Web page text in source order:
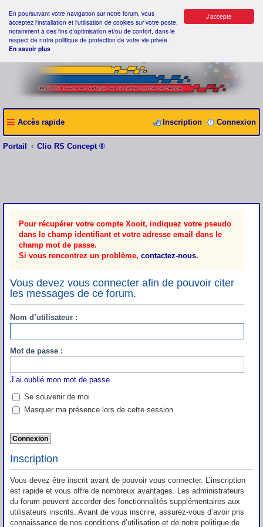
J'accepte
En poursuivant votre navigation sur notre forum, vous
acceptez l'installation et l'utilisation de cookies sur votre poste,
notamment à des fins d'optimisation et/ou de confort, dans le
respect de notre politique de protection de votre vie privée.
En savoir plus
Accès rapide Connexion
Inscription
Portail Clio RS Concept ®
Pour récupérer votre compte Xooit, indiquez votre pseudo
dans le champ identifiant et votre adresse email dans le
champ mot de passe.
Si vous rencontrez un problème, contactez-nous.
Vous devez vous connecter afin de pouvoir citer
les messages de ce forum.
Nom d’utilisateur :
Mot de passe :
J’ai oublié mon mot de passe
Se souvenir de moi
Masquer ma présence lors de cette session
Inscription
Vous devez être inscrit avant de pouvoir vous connecter. L’inscription
est rapide et vous offre de nombreux avantages. Les administrateurs
du forum peuvent accorder des fonctionnalités supplémentaires aux
utilisateurs inscrits. Avant de vous inscrire, assurez-vous d’avoir pris
connaissance de nos conditions d’utilisation et de notre politique de